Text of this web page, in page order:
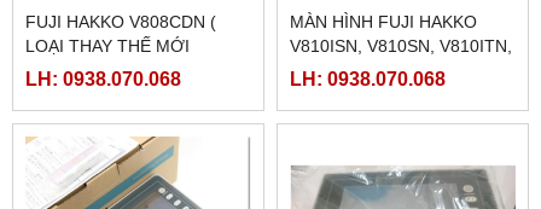
FUJI HAKKO V808CDN (
LOẠI THAY THẾ MỚI
V9080ICD)
LH: 0938.070.068
MÀN HÌNH FUJI HAKKO
V810ISN, V810SN, V810ITN,
V810TN, V810ICN, V810CN
LH: 0938.070.068